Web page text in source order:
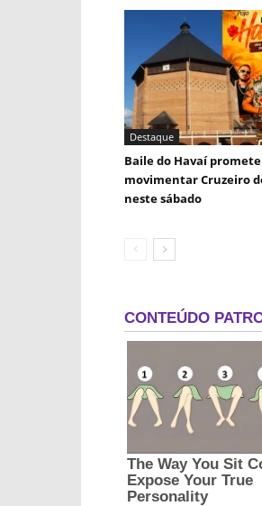
Destaque
Baile do Havaí promete
movimentar Cruzeiro
neste sábado